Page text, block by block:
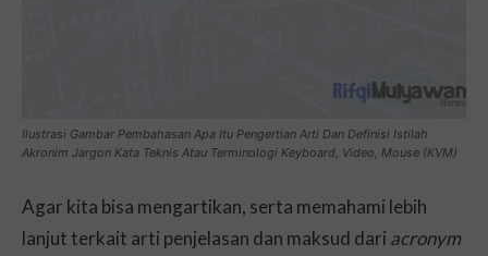
Ilustrasi Gambar Pembahasan Apa Itu Pengertian Arti Dan Definisi Istilah
Akronim Jargon Kata Teknis Atau Terminologi Keyboard, Video, Mouse (KVM)
Agar kita bisa mengartikan, serta memahami lebih
lanjut terkait arti penjelasan dan maksud dari acronym